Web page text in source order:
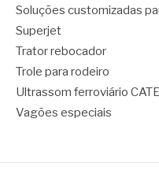
Soluções customizadas
Superjet
Trator rebocador
Trole para rodeiro
Ultrassom ferroviário
Vagões especiais